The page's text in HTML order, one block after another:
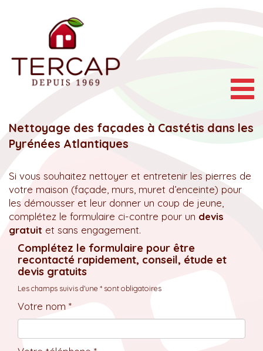
Nettoyage des façades à Castétis dans les
Pyrénées Atlantiques
Si vous souhaitez nettoyer et entretenir les pierres de
votre maison (façade, murs, muret d’enceinte) pour
les démousser et leur donner un coup de jeune,
complétez le formulaire ci-contre pour un devis
gratuit et sans engagement.
Complétez le formulaire pour être
recontacté rapidement, conseil, étude et
devis gratuits
Les champs suivis d'une * sont obligatoires
Votre nom *